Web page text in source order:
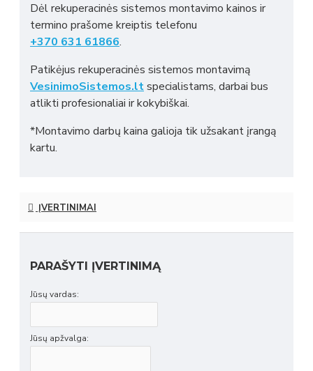
Dėl rekuperacinės sistemos montavimo kainos ir
termino prašome kreiptis telefonu
+370 631 61866.
Patikėjus rekuperacinės sistemos montavimą
VesinimoSistemos.ltspecialistams, darbai bus
atlikti profesionaliai ir kokybiškai.
*Montavimo darbų kaina galioja tik užsakant įrangą
kartu.
ĮVERTINIMAI
PARAŠYTI ĮVERTINIMĄ
Jūsų vardas:
Jūsų apžvalga: